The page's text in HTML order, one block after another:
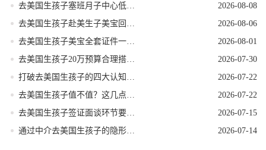
2026-08-08
2026-08-06
2026-08-01
2026-07-30
2026-07-22
2026-07-22
2026-07-15
2026-07-14